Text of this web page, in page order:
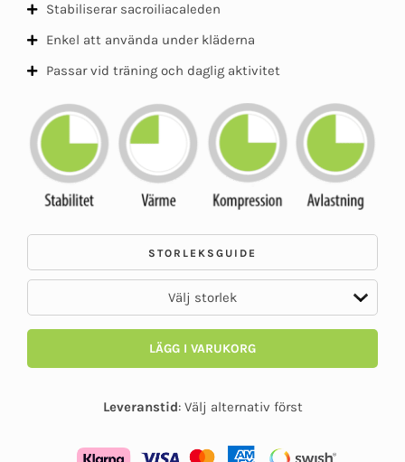
Stabiliserar sacroiliacaleden
Enkel att använda under kläderna
Passar vid träning och daglig aktivitet
STORLEKSGUIDE
LÄGG I VARUKORG
Leveranstid: Välj alternativ först